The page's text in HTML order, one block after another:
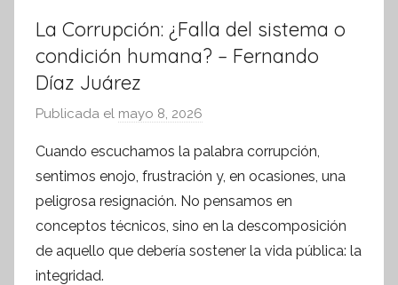
La Corrupción: ¿Falla del sistema o
condición humana? – Fernando
Díaz Juárez
Publicada el mayo 8, 2026
r
S
í
n
t
Cuando escuchamos la palabra corrupción,
sentimos enojo, frustración y, en ocasiones, una
peligrosa resignación. No pensamos en
conceptos técnicos, sino en la descomposición
de aquello que debería sostener la vida pública: la
integridad.